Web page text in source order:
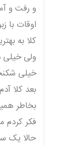
و رفت و
اوقات با
کلا به
ولی خیلی
خیلی
بعد کلا
بخاطر
فکر
حالا یک